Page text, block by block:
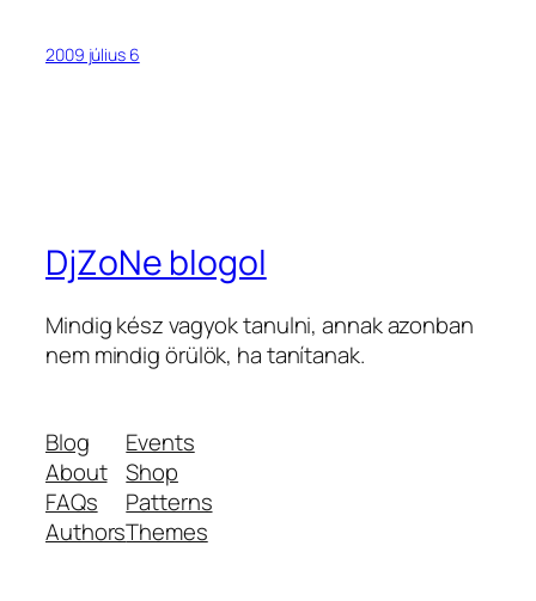
2009 július 6
DjZoNe blogol
Mindig kész vagyok tanulni, annak azonban
nem mindig örülök, ha tanítanak.
Blog
About
FAQs
Authors
Events
Shop
Patterns
Themes